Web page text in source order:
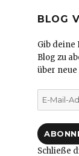
BLOG
Gib deine
Blog zu
über
E-
Mail-
Schließe